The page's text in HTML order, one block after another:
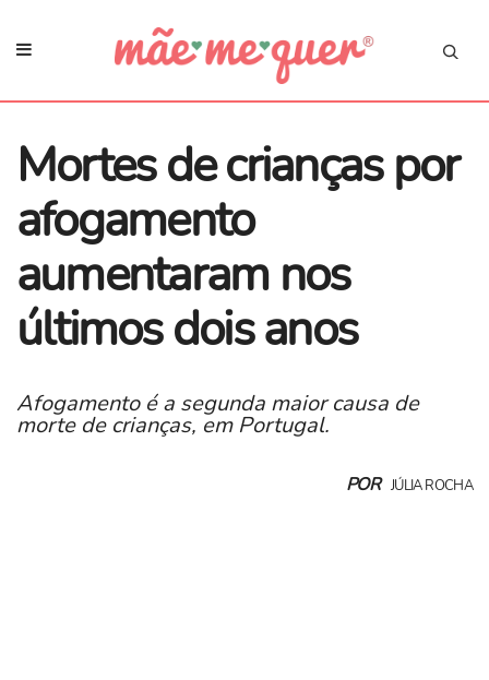
Mortes de crianças por
afogamento
aumentaram nos
últimos dois anos
Afogamento é a segunda maior causa de
morte de crianças, em Portugal.
POR JÚLIA ROCHA